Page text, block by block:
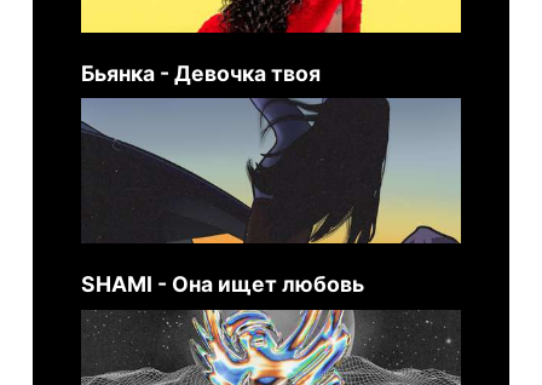
Бьянка - Девочка твоя
SHAMI - Она ищет любовь